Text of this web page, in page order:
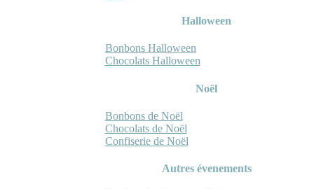
Halloween
Bonbons Halloween
Chocolats Halloween
Noël
Bonbons de Noël
Chocolats de Noël
Confiserie de Noël
Autres évenements